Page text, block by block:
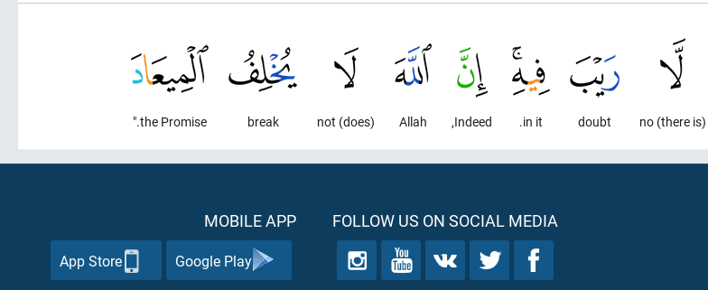
(there is) no
doubt
in it.
Indeed,
Allah
(does) not
break
the Promise."
FOLLOW US ON SOCIAL MEDIA
MOBILE APP
Google Play
App Store